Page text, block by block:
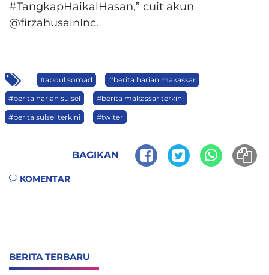
#TangkapHaikalHasan,” cuit akun
@firzahusainInc.
#abdul somad #berita harian makassar
#berita harian sulsel #berita makassar terkini
#berita sulsel terkini #twiter
BAGIKAN
KOMENTAR
BERITA TERBARU